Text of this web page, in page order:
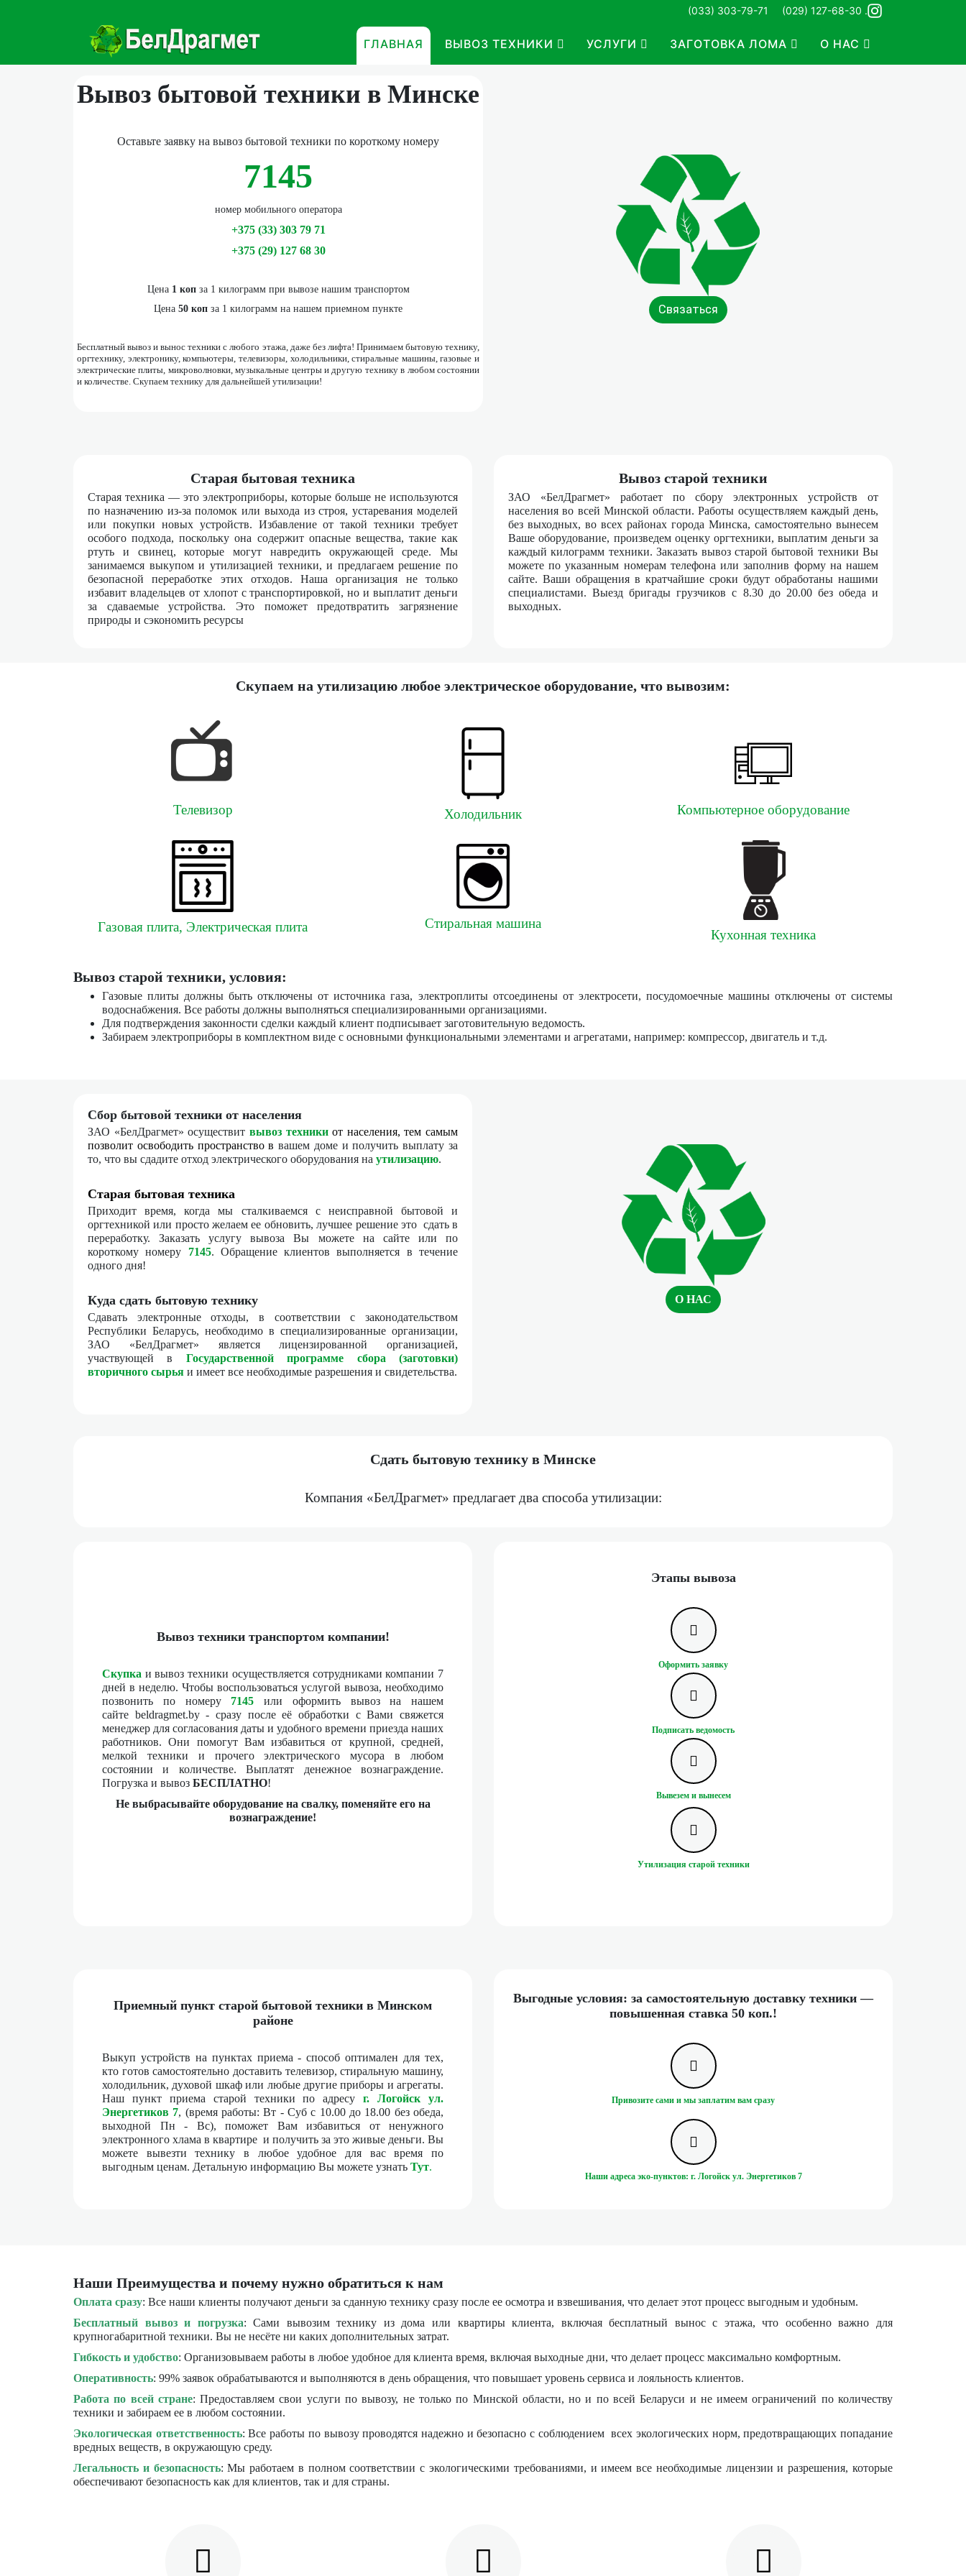
(033) 303-79-71 (029) 127-68-30 .
ГЛАВНАЯ ВЫВОЗ ТЕХНИКИ УСЛУГИ ЗАГОТОВКА ЛОМА О НАС
Вывоз бытовой техники в Минске
Оставьте заявку на вывоз бытовой техники по короткому номеру
7145
номер мобильного оператора
+375 (33) 303 79 71
+375 (29) 127 68 30
Цена 1 копза 1 килограмм при вывозе нашим транспортом
Цена 50 коп за 1 килограмм на нашем приемном пункте
Бесплатный вывоз и вынос техники с любого этажа, даже без лифта! Принимаем бытовую технику,
оргтехнику, электронику, компьютеры, телевизоры, холодильники, стиральные машины, газовые и
электрические плиты, микроволновки, музыкальные центры и другую технику в любом состоянии
и количестве. Скупаем технику для дальнейшей утилизации!
Связаться
Старая бытовая техника
Старая техника — это электроприборы, которые больше не используются
по назначению из-за поломок или выхода из строя, устаревания моделей
или покупки новых устройств. Избавление от такой техники требует
особого подхода, поскольку она содержит опасные вещества, такие как
ртуть и свинец, которые могут навредить окружающей среде. Мы
занимаемся выкупом и утилизацией техники, и предлагаем решение по
безопасной переработке этих отходов. Наша организация не только
избавит владельцев от хлопот с транспортировкой, но и выплатит деньги
за сдаваемые устройства. Это поможет предотвратить загрязнение
природы и сэкономить ресурсы
Вывоз старой техники
ЗАО «БелДрагмет» работает по сбору электронных устройств от
населения во всей Минской области. Работы осуществляем каждый день,
без выходных, во всех районах города Минска, самостоятельно вынесем
Ваше оборудование, произведем оценку оргтехники, выплатим деньги за
каждый килограмм техники. Заказать вывоз старой бытовой техники Вы
можете по указанным номерам телефона или заполнив форму на нашем
сайте. Ваши обращения в кратчайшие сроки будут обработаны нашими
специалистами. Выезд бригады грузчиков с 8.30 до 20.00 без обеда и
выходных.
Скупаем на утилизацию любое электрическое оборудование, что вывозим:
Телевизор
Газовая плита, Электрическая плита
Холодильник
Стиральная машина
Компьютерное оборудование
Кухонная техника
Вывоз старой техники, условия:
Газовые плиты должны быть отключены от источника газа, электроплиты отсоединены от электросети, посудомоечные машины отключены от системы
водоснабжения. Все работы должны выполняться специализированными организациями.
Для подтверждения законности сделки каждый клиент подписывает заготовительную ведомость.
Забираем электроприборы в комплектном виде с основными функциональными элементами и агрегатами, например: компрессор, двигатель и т.д.
Сбор бытовой техники от населения
ЗАО «БелДрагмет» осуществит вывоз техники от населения, тем самым
позволит освободить пространство в вашем доме и получить выплату за
то, что вы сдадите отход электрического оборудования на утилизацию.
Старая бытовая техника
Приходит время, когда мы сталкиваемся с неисправной бытовой и
оргтехникой или просто желаем ее обновить, лучшее решение это сдать в
переработку. Заказать услугу вывоза Вы можете на сайте или по
короткому номеру 7145. Обращение клиентов выполняется в течение
одного дня!
Куда сдать бытовую технику
Сдавать электронные отходы, в соответствии с законодательством
Республики Беларусь, необходимо в специализированные организации,
ЗАО «БелДрагмет» является лицензированной организацией,
участвующей в Государственной программе сбора (заготовки)
вторичного сырья и имеет все необходимые разрешения и свидетельства.
О НАС
Сдать бытовую технику в Минске
Компания «БелДрагмет» предлагает два способа утилизации:
Вывоз техники транспортом компании!
Скупка и вывоз техники осуществляется сотрудниками компании 7
дней в неделю. Чтобы воспользоваться услугой вывоза, необходимо
позвонить по номеру 7145 или оформить вывоз на нашем
сайте beldragmet.by - сразу после её обработки с Вами свяжется
менеджер для согласования даты и удобного времени приезда наших
работников. Они помогут Вам избавиться от крупной, средней,
мелкой техники и прочего электрического мусора в любом
состоянии и количестве. Выплатят денежное вознаграждение.
Погрузка и вывоз БЕСПЛАТНО!
Не выбрасывайте оборудование на свалку, поменяйте его на
вознаграждение!
Этапы вывоза
Оформить заявку
Подписать ведомость
Вывезем и вынесем
Утилизация старой техники
Приемный пункт старой бытовой техники в Минском
районе
Выкуп устройств на пунктах приема - способ оптимален для тех,
кто готов самостоятельно доставить телевизор, стиральную машину,
холодильник, духовой шкаф или любые другие приборы и агрегаты.
Наш пункт приема старой техники по адресу
г. Логойск ул.
Энергетиков 7, (время работы: Вт - Суб с 10.00 до 18.00 без обеда,
выходной Пн - Вс), поможет Вам избавиться от ненужного
электронного хлама в квартире и получить за это живые деньги. Вы
можете вывезти технику в любое удобное для вас время по
выгодным ценам. Детальную информацию Вы можете узнать Тут.
Выгодные условия: за самостоятельную доставку техники —
повышенная ставка 50 коп.!
Привозите сами и мы заплатим вам сразу
Наши адреса эко-пунктов: г. Логойск ул. Энергетиков 7
Наши Преимущества и почему нужно обратиться к нам
Оплата сразу: Все наши клиенты получают деньги за сданную технику сразу после ее осмотра и взвешивания, что делает этот процесс выгодным и удобным.
Бесплатный вывоз и погрузка: Сами вывозим технику из дома или квартиры клиента, включая бесплатный вынос с этажа, что особенно важно для
крупногабаритной техники. Вы не несёте ни каких дополнительных затрат.
Гибкость и удобство: Организовываем работы в любое удобное для клиента время, включая выходные дни, что делает процесс максимально комфортным.
Оперативность: 99% заявок обрабатываются и выполняются в день обращения, что повышает уровень сервиса и лояльность клиентов.
Работа по всей стране: Предоставляем свои услуги по вывозу, не только по Минской области, но и по всей Беларуси и не имеем ограничений по количеству
техники и забираем ее в любом состоянии.
Экологическая ответственность: Все работы по вывозу проводятся надежно и безопасно с соблюдением всех экологических норм, предотвращающих попадание
вредных веществ, в окружающую среду.
Легальность и безопасность: Мы работаем в полном соответствии с экологическими требованиями, и имеем все необходимые лицензии и разрешения, которые
обеспечивают безопасность как для клиентов, так и для страны.